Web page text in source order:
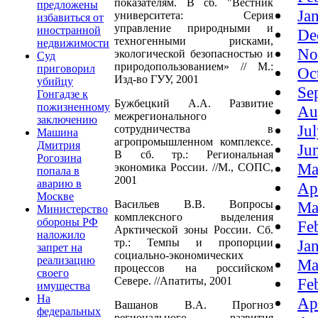
предложены
избавиться от
иностранной
недвижимости
Суд
приговорил
убийцу
Гонгадзе к
пожизненному
заключению
Машина
Дмитрия
Рогозина
попала в
аварию в
Москве
Министерство
обороны РФ
наложило
запрет на
реализацию
своего
имущества
На
федеральных
университета: Серия
управление природными и
техногенными рисками,
экологической безопасностью и
природопользованием» // М.:
Изд-во ГУУ, 2001
Бужбецкий А.А. Развитие
межрегионального
сотрудничества в
агропромышленном комплексе.
В сб. тр.: Региональная
экономика России. //М., СОПС,
2001
Васильев В.В. Вопросы
комплексного выделения
Арктической зоны России. Сб.
тр.: Темпы и пропорции
социально-экономических
процессов на российском
Севере. //Апатиты, 2001
Вашанов В.А. Прогноз